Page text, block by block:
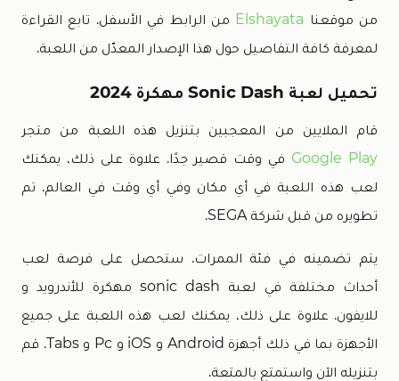
من موقعنا Elshayata من الرابط في الأسفل. تابع القراءة
لمعرفة كافة التفاصيل حول هذا الإصدار المعدّل من اللعبة.
تحميل لعبة Sonic Dash مهكرة 2024
قام الملايين من المعجبين بتنزيل هذه اللعبة من متجر
Google Play في وقت قصير جدًا. علاوة على ذلك، يمكنك
لعب هذه اللعبة في أي مكان وفي أي وقت في العالم. تم
تطويره من قبل شركة SEGA.
يتم تضمينه في فئة الممرات. ستحصل على فرصة لعب
أحداث مختلفة في لعبة sonic dash مهكرة للأندرويد و
للايفون. علاوة على ذلك، يمكنك لعب هذه اللعبة على جميع
الأجهزة بما في ذلك أجهزة Android و iOS و Pc و Tabs. قم
بتنزيله الآن واستمتع بالمتعة.